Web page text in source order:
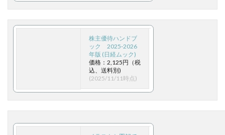
株主優待ハンドブ
ック 2025‐2026
年版 (日経ムック)
価格：2,125円（税
込、送料別)
(2025/11/11時点)